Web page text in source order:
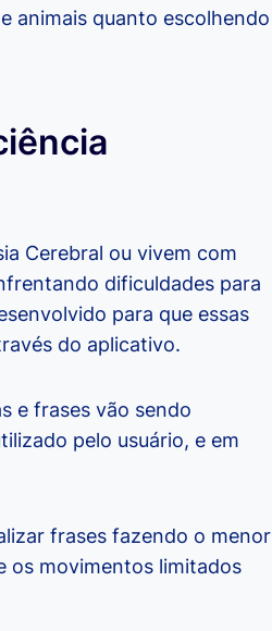
animais quanto escolhendo
Cerebral ou vivem com
dificuldades para
para que essas
do aplicativo.
e frases vão sendo
pelo usuário, e em
frases fazendo o menor
os movimentos limitados